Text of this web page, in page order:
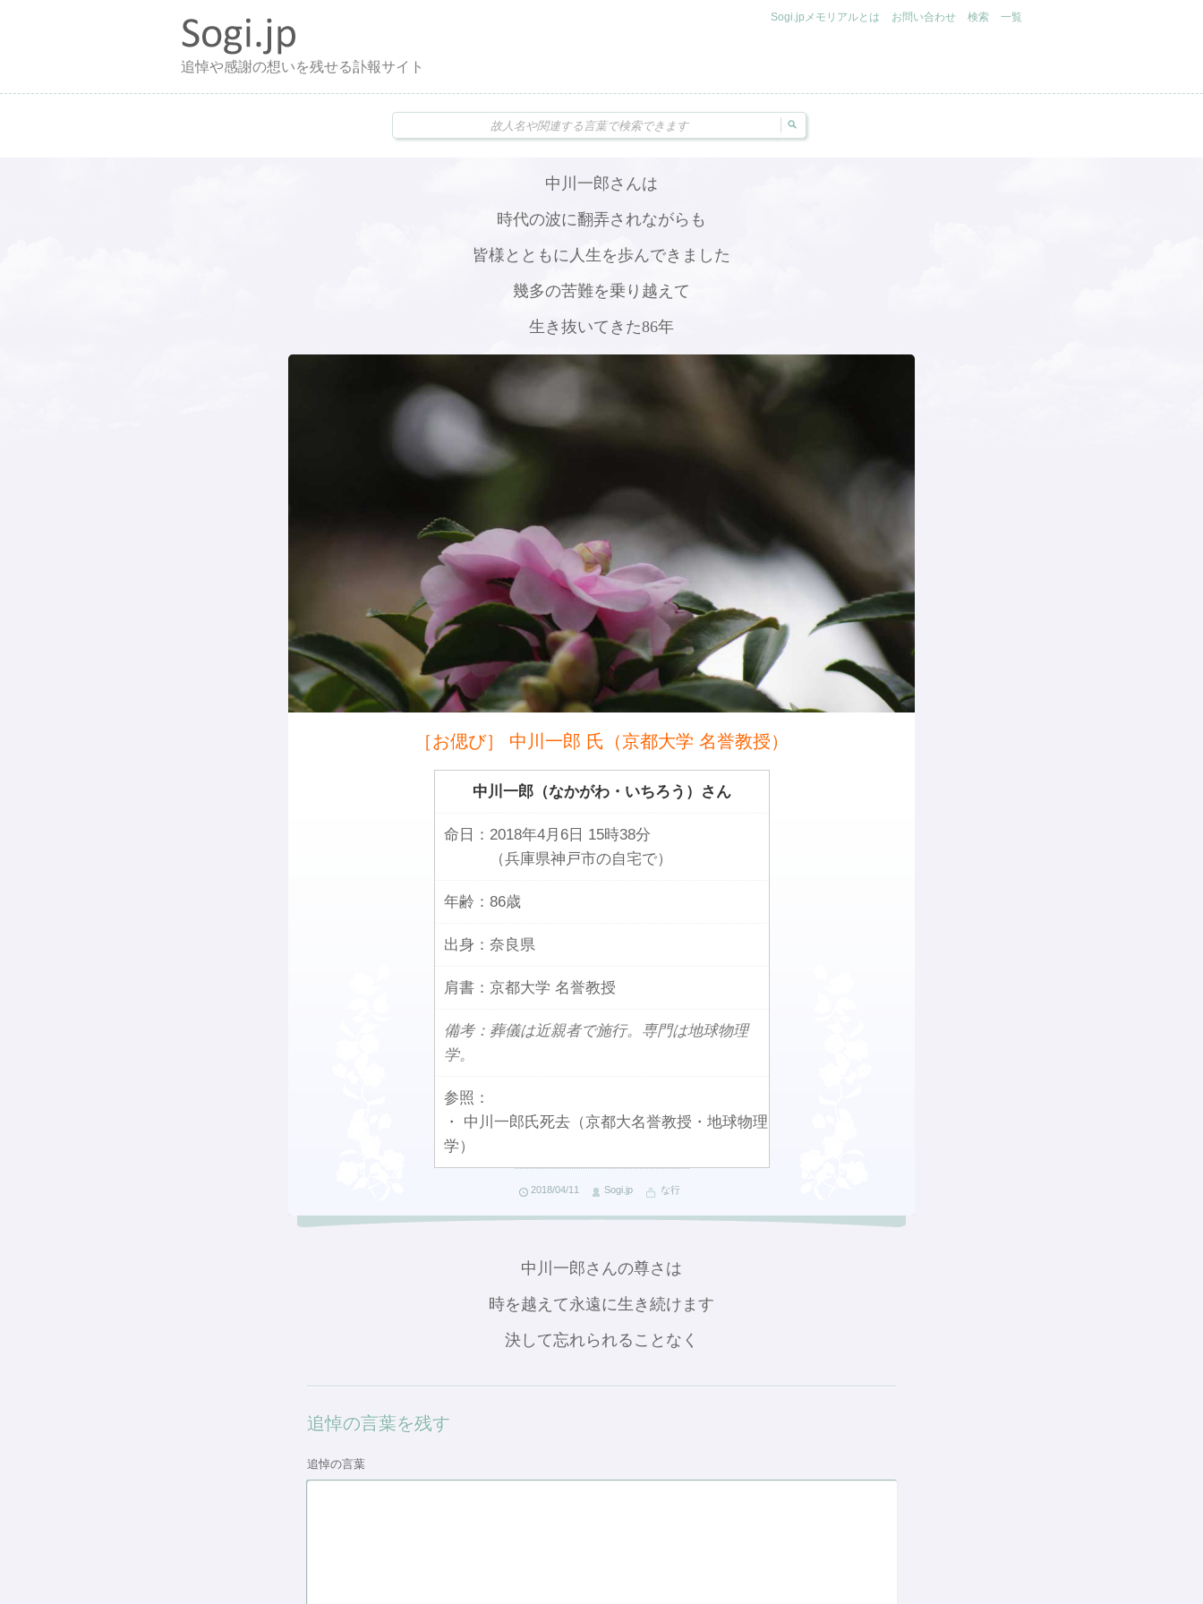
追悼や感謝の想いを残せる訃報サイト
Sogi.jpメモリアルとは お問い合わせ 検索 一覧
中川一郎さんは
時代の波に翻弄されながらも
皆様とともに人生を歩んできました
幾多の苦難を乗り越えて
生き抜いてきた86年
［お偲び］ 中川一郎 氏（京都大学 名誉教授）
中川一郎（なかがわ・いちろう）さん
命日： 2018年4月6日 15時38分
（兵庫県神戸市の自宅で）
年齢： 86歳
出身： 奈良県
肩書： 京都大学 名誉教授
備考：葬儀は近親者で施行。専門は地球物理
学。
参照：
・ 中川一郎氏死去（京都大名誉教授・地球物理
学）
2018/04/11 Sogi.jp な行
中川一郎さんの尊さは
時を越えて永遠に生き続けます
決して忘れられることなく
追悼の言葉を残す
追悼の言葉